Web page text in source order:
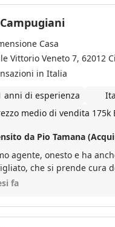
Casa
Vittorio Veneto 7, 62012
in Italia
anni di esperienza
medio di vendita 175k
da Pio Tamana
agente, onesto e ha
che si prende cura
fa